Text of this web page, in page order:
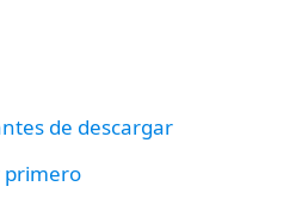
de descargar
primero